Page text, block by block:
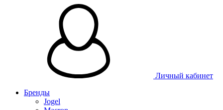
Личный кабинет
Бренды
Jogel